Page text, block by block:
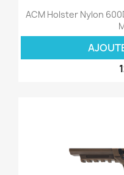
ACM Holster Nylon